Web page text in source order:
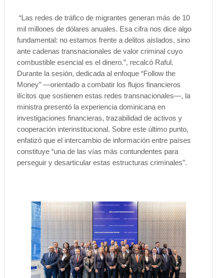
“Las redes de tráfico de migrantes generan más de 10
mil millones de dólares anuales. Esa cifra nos dice algo
fundamental: no estamos frente a delitos aislados, sino
ante cadenas transnacionales de valor criminal cuyo
combustible esencial es el dinero.”, recalcó Raful.
Durante la sesión, dedicada al enfoque “Follow the
Money” —orientado a combatir los flujos financieros
ilícitos que sostienen estas redes transnacionales—, la
ministra presentó la experiencia dominicana en
investigaciones financieras, trazabilidad de activos y
cooperación interinstitucional. Sobre este último punto,
enfatizó que el intercambio de información entre países
constituye “una de las vías más contundentes para
perseguir y desarticular estas estructuras criminales”.